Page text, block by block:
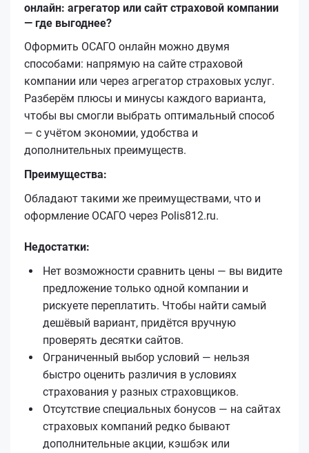
онлайн: агрегатор или сайт страховой компании
— где выгоднее?
Оформить ОСАГО онлайн можно двумя
способами: напрямую на сайте страховой
компании или через агрегатор страховых услуг.
Разберём плюсы и минусы каждого варианта,
чтобы вы смогли выбрать оптимальный способ
— с учётом экономии, удобства и
дополнительных преимуществ.
Преимущества:
Обладают такими же преимуществами, что и
оформление ОСАГО через Polis812.ru.
Недостатки:
Нет возможности сравнить цены — вы видите
предложение только одной компании и
рискуете переплатить. Чтобы найти самый
дешёвый вариант, придётся вручную
проверять десятки сайтов.
Ограниченный выбор условий — нельзя
быстро оценить различия в условиях
страхования у разных страховщиков.
Отсутствие специальных бонусов — на сайтах
страховых компаний редко бывают
дополнительные акции, кэшбэк или